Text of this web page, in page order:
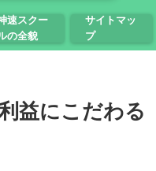
速スクー
の全貌
サイトマッ
プ
益にこだわる